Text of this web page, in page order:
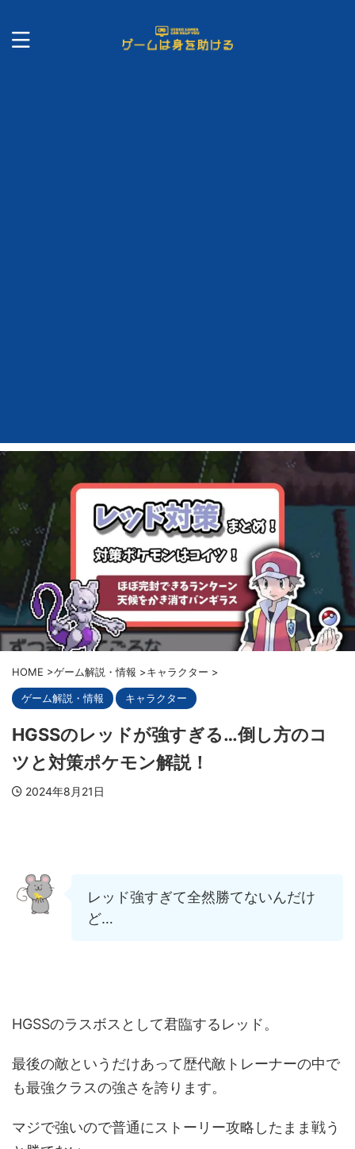
HOME >ゲーム解説・情報 >キャラクター >
ゲーム解説・情報 キャラクター
HGSSのレッドが強すぎる…倒し方のコ
ツと対策ポケモン解説！
2024年8月21日
レッド強すぎて全然勝てないんだけ
ど…
HGSSのラスボスとして君臨するレッド。
最後の敵というだけあって歴代敵トレーナーの中で
も最強クラスの強さを誇ります。
マジで強いので普通にストーリー攻略したまま戦う